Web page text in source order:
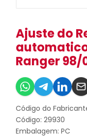
Ajuste do
Ranger 98/
Código do
Código: 29930
Embalagem: PC